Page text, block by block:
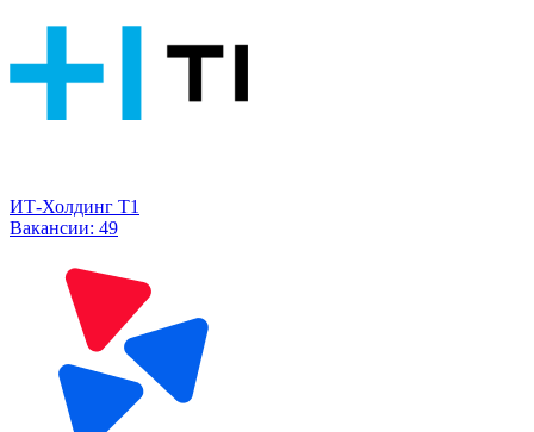
ИТ-Холдинг Т1
Вакансии: 49